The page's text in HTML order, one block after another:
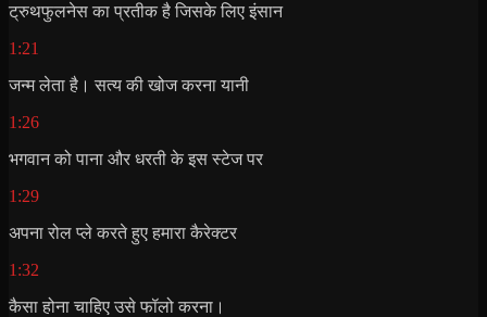
ट्रुथफुलनेस का प्रतीक है जिसके लिए इंसान
1:21
जन्म लेता है। सत्य की खोज करना यानी
1:26
भगवान को पाना और धरती के इस स्टेज पर
1:29
अपना रोल प्ले करते हुए हमारा कैरेक्टर
1:32
कैसा होना चाहिए उसे फॉलो करना।